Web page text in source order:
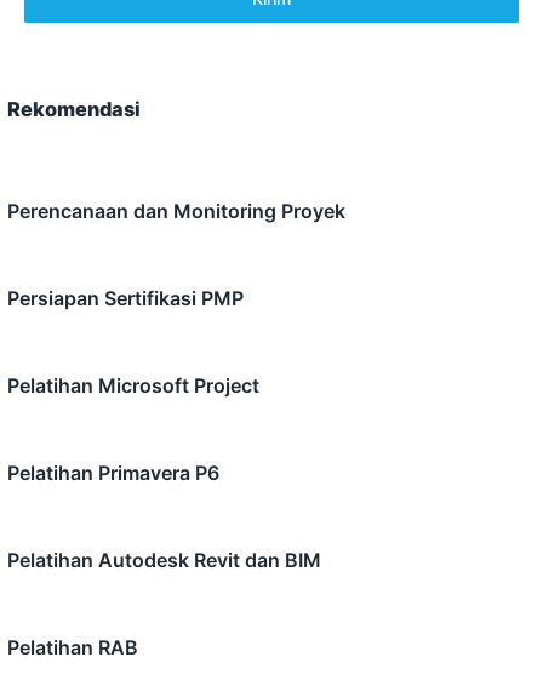
Rekomendasi
Perencanaan dan Monitoring Proyek
Persiapan Sertifikasi PMP
Pelatihan Microsoft Project
Pelatihan Primavera P6
Pelatihan Autodesk Revit dan BIM
Pelatihan RAB